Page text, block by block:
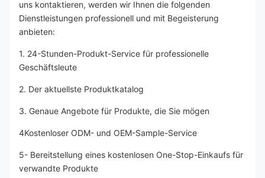
uns kontaktieren, werden wir Ihnen die folgenden
Dienstleistungen professionell und mit Begeisterung
anbieten:
1. 24-Stunden-Produkt-Service für professionelle
Geschäftsleute
2. Der aktuellste Produktkatalog
3. Genaue Angebote für Produkte, die Sie mögen
4Kostenloser ODM- und OEM-Sample-Service
5- Bereitstellung eines kostenlosen One-Stop-Einkaufs für
verwandte Produkte